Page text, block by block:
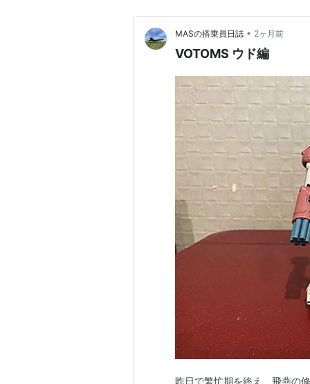
MASの搭乗員日誌 • 2ヶ月前
VOTOMS ウド編
昨日で繁忙期を終え、飛燕の